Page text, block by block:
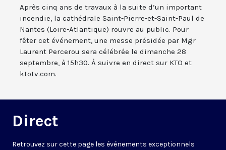
Après cinq ans de travaux à la suite d’un important
incendie, la cathédrale Saint-Pierre-et-Saint-Paul de
Nantes (Loire-Atlantique) rouvre au public. Pour
fêter cet événement, une messe présidée par Mgr
Laurent Percerou sera célébrée le dimanche 28
septembre, à 15h30. À suivre en direct sur KTO et
ktotv.com.
Direct
Retrouvez sur cette page les événements exceptionnels